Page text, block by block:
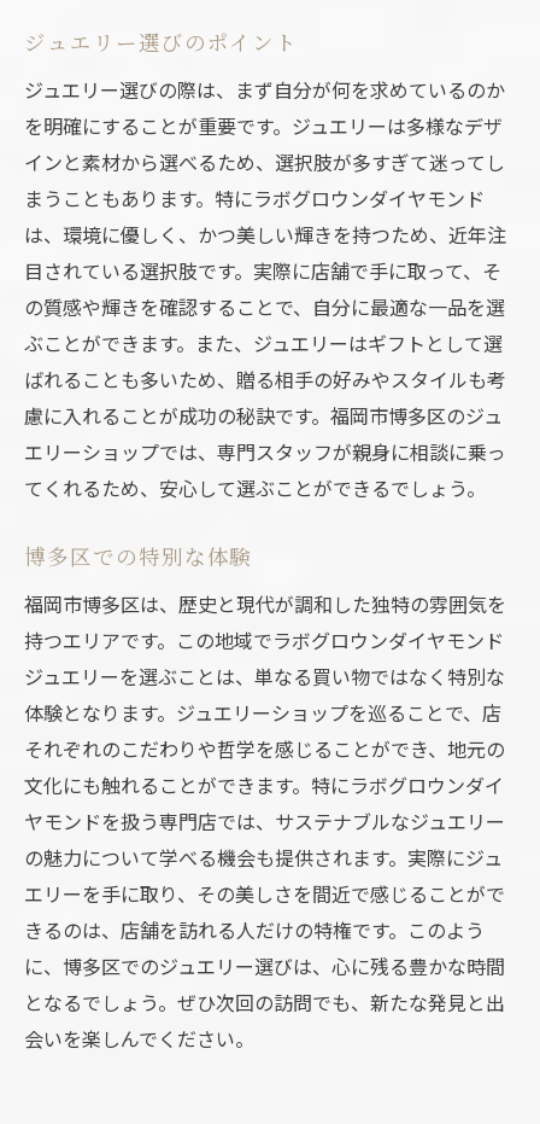
福岡市博多区で体験するラボグロウンダイヤモ
博多区でのショッピング体験
ジュエリー選びのプロセス
購入者の体験談から学ぶ
特別な日にぴったりのジュエリー
博多区のジュエリーカルチャー
訪問者が語る博多区の魅力
ジュエリー選びのポイント
ジュエリー選びの際は、まず自分が何を求めているのか
を明確にすることが重要です。ジュエリーは多様なデザ
インと素材から選べるため、選択肢が多すぎて迷ってし
まうこともあります。特にラボグロウンダイヤモンド
は、環境に優しく、かつ美しい輝きを持つため、近年注
目されている選択肢です。実際に店舗で手に取って、そ
の質感や輝きを確認することで、自分に最適な一品を選
ぶことができます。また、ジュエリーはギフトとして選
ばれることも多いため、贈る相手の好みやスタイルも考
慮に入れることが成功の秘訣です。福岡市博多区のジュ
エリーショップでは、専門スタッフが親身に相談に乗っ
てくれるため、安心して選ぶことができるでしょう。
博多区での特別な体験
福岡市博多区は、歴史と現代が調和した独特の雰囲気を
持つエリアです。この地域でラボグロウンダイヤモンド
ジュエリーを選ぶことは、単なる買い物ではなく特別な
体験となります。ジュエリーショップを巡ることで、店
それぞれのこだわりや哲学を感じることができ、地元の
文化にも触れることができます。特にラボグロウンダイ
ヤモンドを扱う専門店では、サステナブルなジュエリー
の魅力について学べる機会も提供されます。実際にジュ
エリーを手に取り、その美しさを間近で感じることがで
きるのは、店舗を訪れる人だけの特権です。このよう
に、博多区でのジュエリー選びは、心に残る豊かな時間
となるでしょう。ぜひ次回の訪問でも、新たな発見と出
会いを楽しんでください。